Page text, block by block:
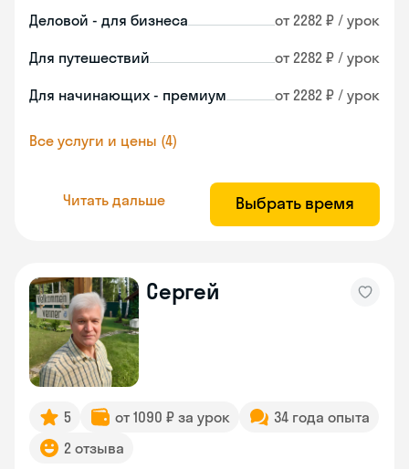
Деловой - для бизнеса от 2282 ₽ / урок
Для путешествий от 2282 ₽ / урок
Для начинающих - премиум от 2282 ₽ / урок
Все услуги и цены (4)
Читать дальше Выбрать время
Сергей
5 от 1090 ₽ за урок
34 года опыта
2 отзыва